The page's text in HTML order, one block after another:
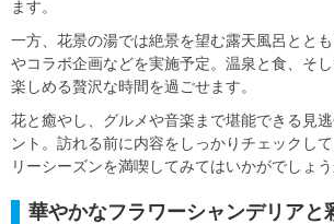
ます。
一方、花景の湯では絶景を望む露天風呂とと
やコラボ企画などを実施予定。温泉と食、そ
楽しめる贅沢な時間を過ごせます。
花と癒やし、グルメや音楽まで堪能できる見
ント。訪れる前に内容をしっかりチェックし
リーシーズンを満喫してみてはいかがでしょう
華やかなフラワーシャンデリアと